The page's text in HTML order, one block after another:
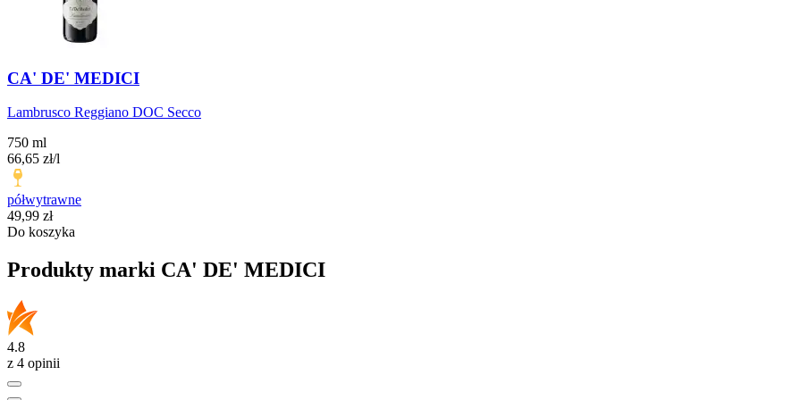
CA' DE' MEDICI
Lambrusco Reggiano DOC Secco
750 ml
66,65 zł/l
półwytrawne
Cena
49,99 zł
Do koszyka
Produkty marki CA' DE' MEDICI
4.8
z 4 opinii